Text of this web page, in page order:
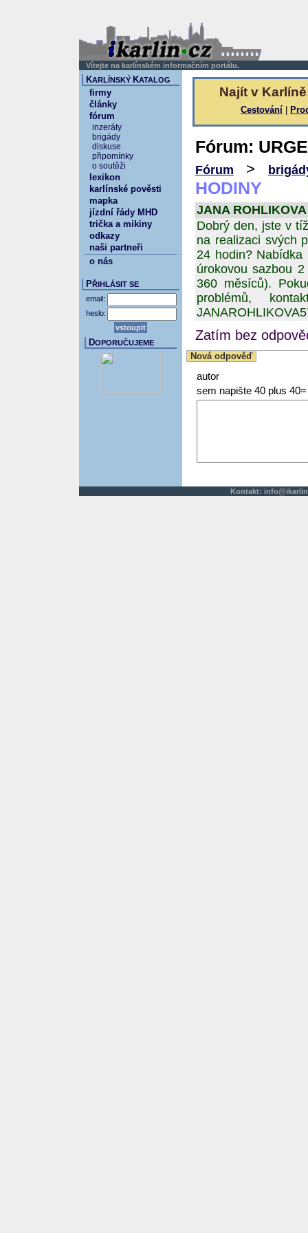
Vítejte na karlínském informačním portálu.
Najít v
Cestování
Fórum:
Fórum >
HODINY
JANA
Dobrý den, jste v
na realizaci svých
24 hodin?
úrokovou sazbou
360 měsíců).
problémů,
Zatím bez
Nová odpověď
autor
sem napište 40 plus 40=
KARLÍNSKÝ KATALOG
firmy
články
fórum
inzeráty
brigády
diskuse
připomínky
o soutěži
lexikon
karlínské pověsti
mapka
jízdní řády MHD
trička a mikiny
odkazy
naši partneři
o nás
PŘIHLÁSIT SE
email:
heslo:
DOPORUČUJEME
Kontakt: